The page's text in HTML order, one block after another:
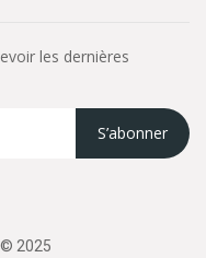
les dernières
S’abonner
2025